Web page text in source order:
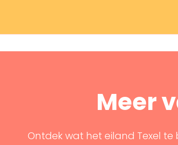
Meer
Ontdek wat het eiland Texel